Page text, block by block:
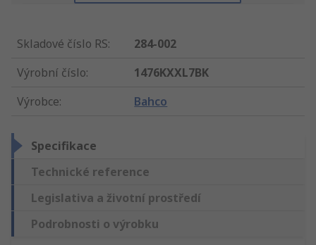
Skladové číslo RS:
284-002
Výrobní číslo:
1476KXXL7BK
Výrobce: Bahco
Specifikace
Technické reference
Legislativa a životní prostředí
Podrobnosti o výrobku